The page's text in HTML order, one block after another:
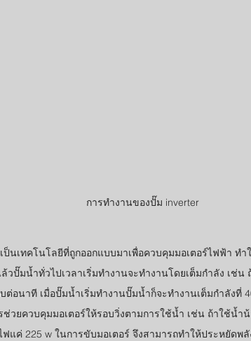
การทำงานของปั๊ม inverter
วปั๊มน้ำทั่วไปเวลาเริ่มทำงานจะทำงานโดยเต็มกำลัง เช่
บต่อนาที เมื่อปั๊มน้ำเริ่มทำงานปั๊มน้ำก็จะทำงานเต็มกำลังที่
วยควบคุมมอเตอร์ให้รอบวิ่งตามการใช้น้ำ เช่น ถ้าใช้น้ำ
ฟแค่ 225 w ในการขับมอเตอร์ จึงสามารถทำให้ประหยัดพ